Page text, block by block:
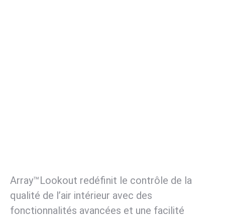
Array™Lookout redéfinit le contrôle de la
qualité de l’air intérieur avec des
fonctionnalités avancées et une facilité